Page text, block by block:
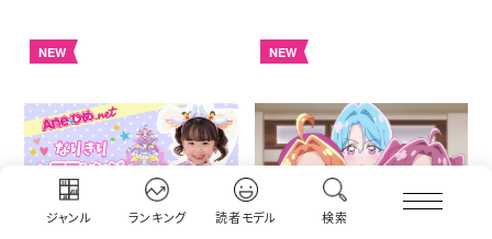
ジャンル ランキング 読者モデル 検索
NEW NEW